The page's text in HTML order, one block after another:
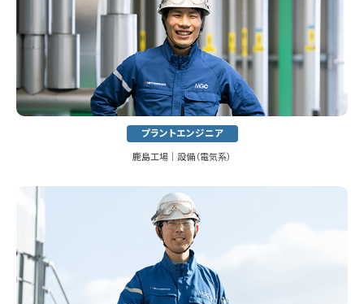
プラントエンジニア
鹿島工場│設備（電気系）